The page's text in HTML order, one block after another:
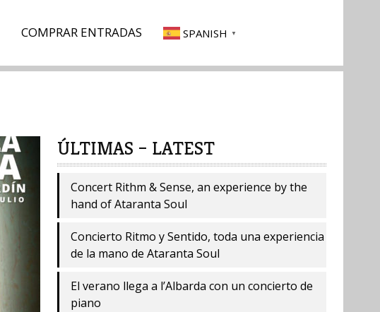
COMPRAR ENTRADAS SPANISH ▼
ÚLTIMAS – LATEST
Concert Rithm & Sense, an experience by the
hand of Ataranta Soul
Concierto Ritmo y Sentido, toda una experiencia
de la mano de Ataranta Soul
El verano llega a l’Albarda con un concierto de
piano